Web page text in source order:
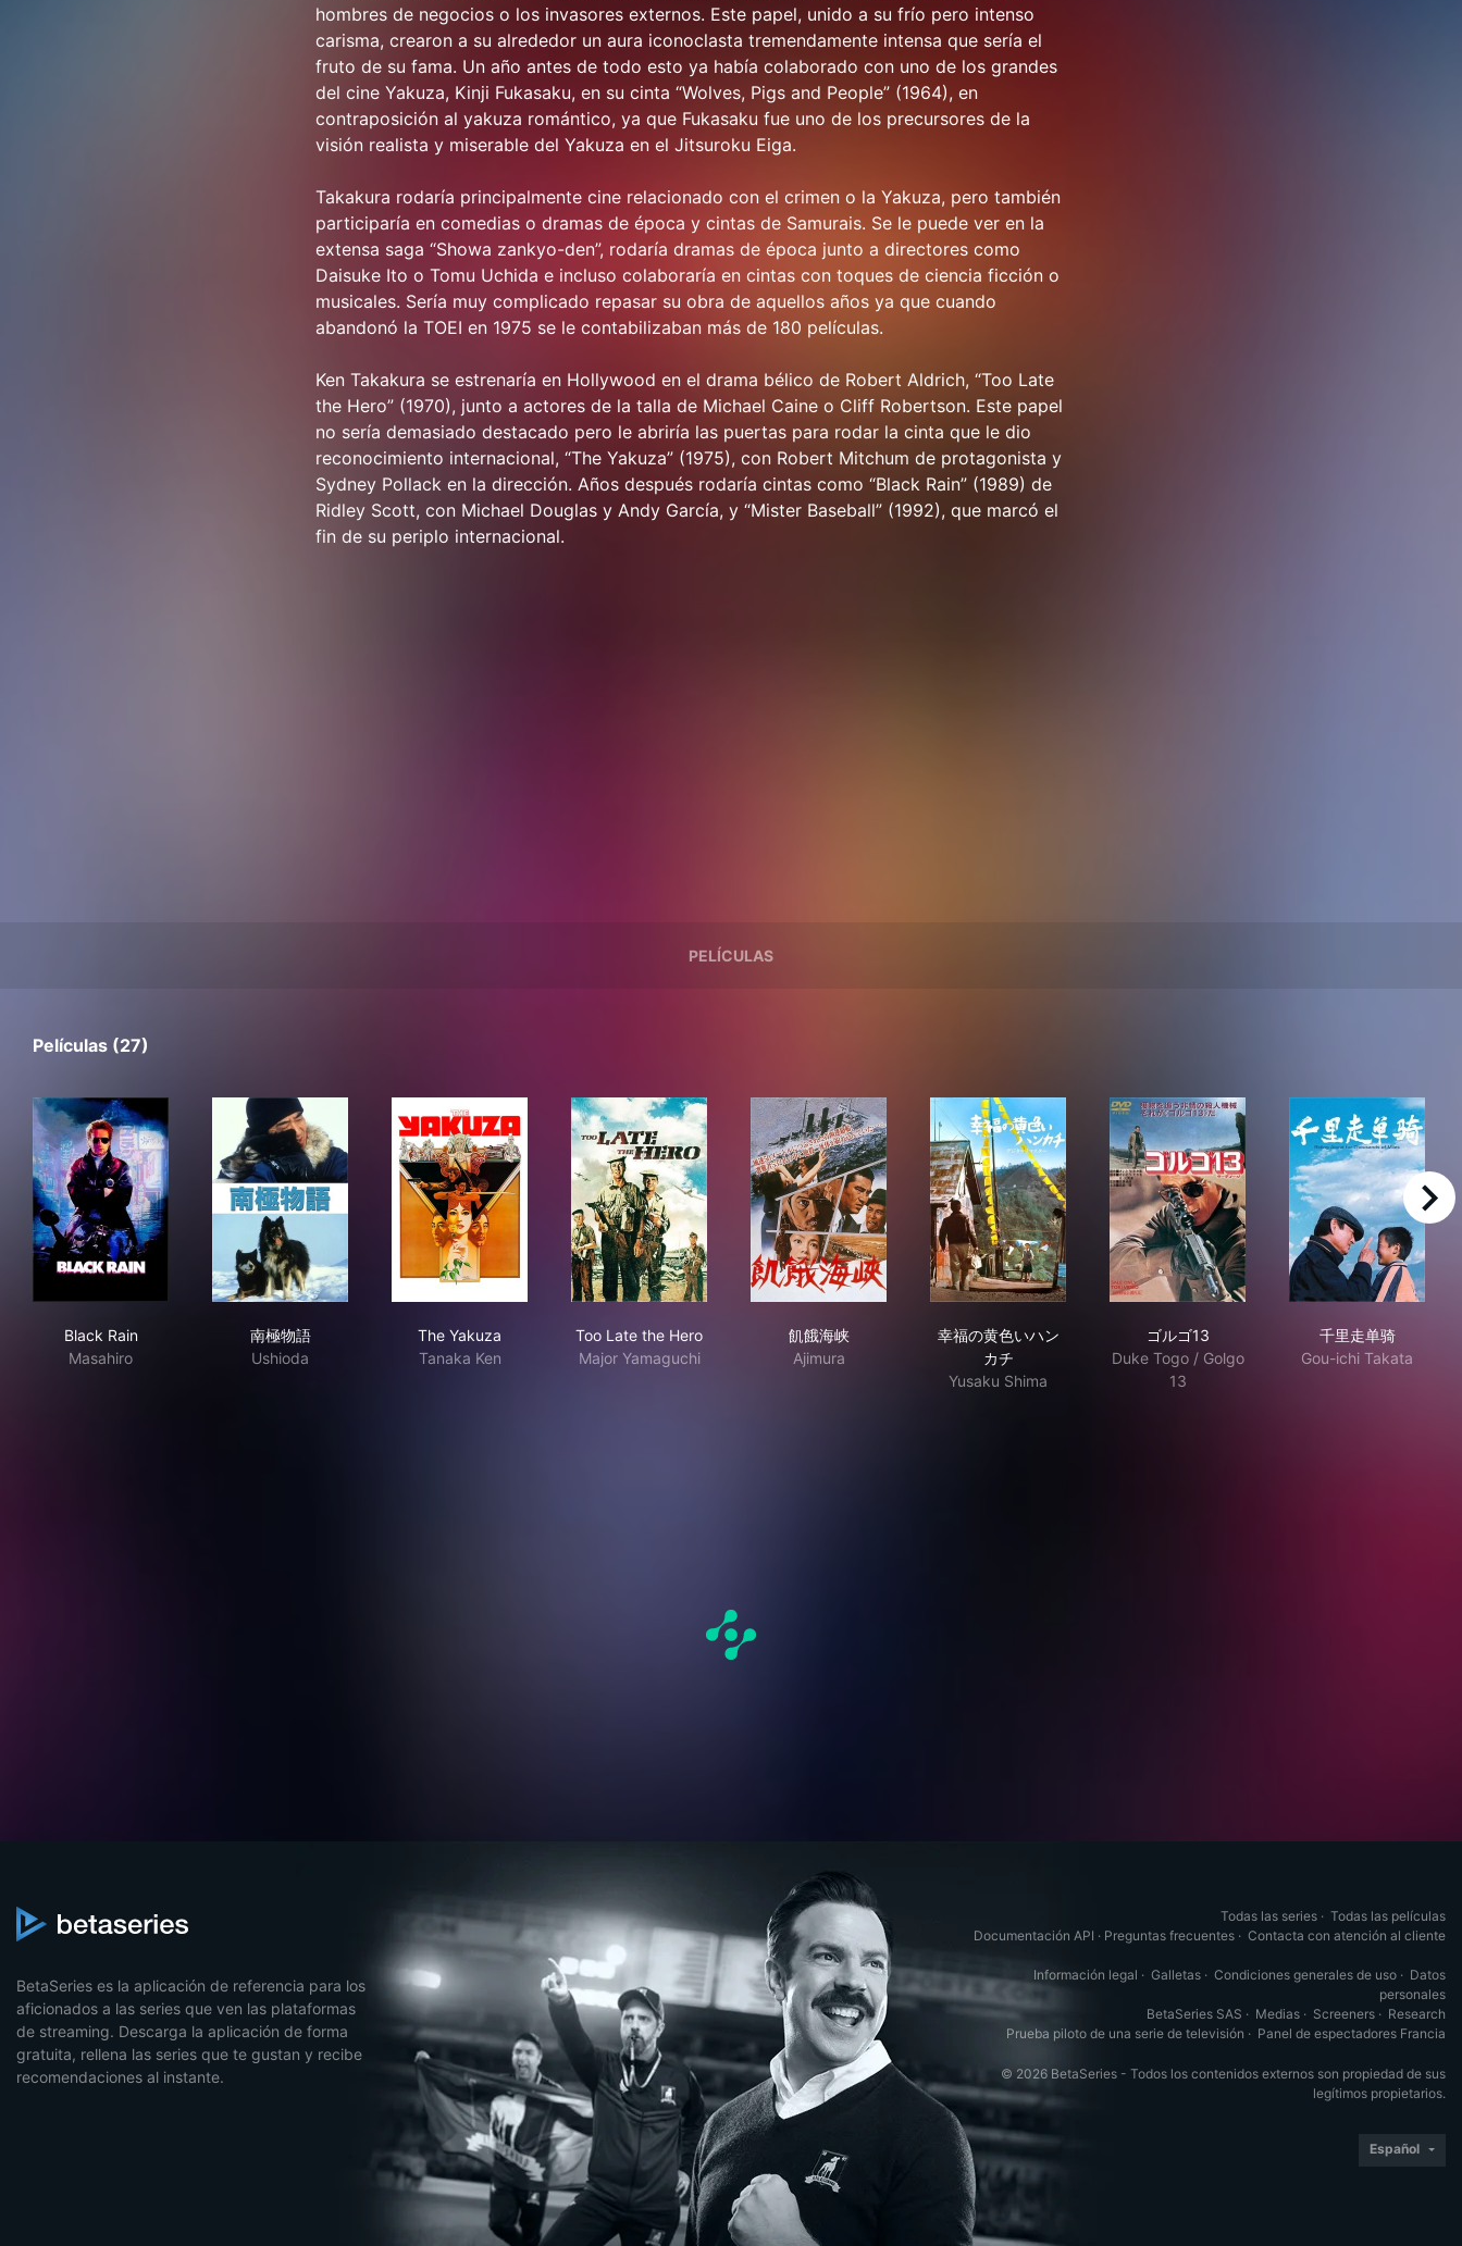
hombres de negocios o los invasores externos. Este papel, unido a su frío pero intenso
carisma, crearon a su alrededor un aura iconoclasta tremendamente intensa que sería el
fruto de su fama. Un año antes de todo esto ya había colaborado con uno de los grandes
del cine Yakuza, Kinji Fukasaku, en su cinta “Wolves, Pigs and People” (1964), en
contraposición al yakuza romántico, ya que Fukasaku fue uno de los precursores de la
visión realista y miserable del Yakuza en el Jitsuroku Eiga.
Takakura rodaría principalmente cine relacionado con el crimen o la Yakuza, pero también
participaría en comedias o dramas de época y cintas de Samurais. Se le puede ver en la
extensa saga “Showa zankyo-den”, rodaría dramas de época junto a directores como
Daisuke Ito o Tomu Uchida e incluso colaboraría en cintas con toques de ciencia ficción o
musicales. Sería muy complicado repasar su obra de aquellos años ya que cuando
abandonó la TOEI en 1975 se le contabilizaban más de 180 películas.
Ken Takakura se estrenaría en Hollywood en el drama bélico de Robert Aldrich, “Too Late
the Hero” (1970), junto a actores de la talla de Michael Caine o Cliff Robertson. Este papel
no sería demasiado destacado pero le abriría las puertas para rodar la cinta que le dio
reconocimiento internacional, “The Yakuza” (1975), con Robert Mitchum de protagonista y
Sydney Pollack en la dirección. Años después rodaría cintas como “Black Rain” (1989) de
Ridley Scott, con Michael Douglas y Andy García, y “Mister Baseball” (1992), que marcó el
fin de su periplo internacional.
PELÍCULAS
Películas (27)
Black Rain
Masahiro
南極物語
Ushioda
The Yakuza
Tanaka Ken
Too Late the Hero
Major Yamaguchi
飢餓海峡
Ajimura
幸福の黄色いハン
カチ
Yusaku Shima
ゴルゴ13
Duke Togo / Golgo
13
千里走单骑
Gou-ichi Takata
right
BetaSeries es la aplicación de referencia para los
aficionados a las series que ven las plataformas
de streaming. Descarga la aplicación de forma
gratuita, rellena las series que te gustan y recibe
recomendaciones al instante.
Todas las series · Todas las películas
Documentación API · Preguntas frecuentes · Contacta con atención al cliente
Información legal · Galletas · Condiciones generales de uso · Datos
personales
BetaSeries SAS · Medias · Screeners · Research
Prueba piloto de una serie de televisión · Panel de espectadores Francia
© 2026 BetaSeries - Todos los contenidos externos son propiedad de sus
legítimos propietarios.
Español